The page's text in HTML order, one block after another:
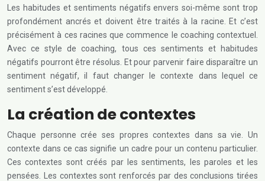
Les habitudes et sentiments négatifs envers soi-même sont trop
profondément ancrés et doivent être traités à la racine. Et c’est
précisément à ces racines que commence le coaching contextuel.
Avec ce style de coaching, tous ces sentiments et habitudes
négatifs pourront être résolus. Et pour parvenir faire disparaître un
sentiment négatif, il faut changer le contexte dans lequel ce
sentiment s’est développé.
La création de contextes
Chaque personne crée ses propres contextes dans sa vie. Un
contexte dans ce cas signifie un cadre pour un contenu particulier.
Ces contextes sont créés par les sentiments, les paroles et les
pensées. Les contextes sont renforcés par des conclusions tirées